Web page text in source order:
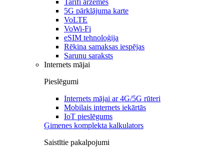
5G pārklājuma karte
VoLTE
VoWi-Fi
eSIM tehnoloģija
Rēķina samaksas iespējas
Sarunu saraksts
Internets mājai
Pieslēgumi
Internets mājai ar 4G/5G rūteri
Mobilais internets iekārtās
IoT pieslēgums
Ģimenes komplekta kalkulators
Saistītie pakalpojumi